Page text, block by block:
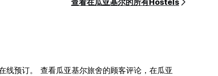
查看在瓜亚基尔的所有Hostels
预订。 查看瓜亚基尔旅舍的顾客评论，在瓜亚